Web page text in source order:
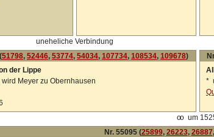
uneheliche Verbindung
51798, 52446, 53774, 54034, 107734, 108534, 109678)
der Lippe
wird Meyer zu Obernhausen
*
oo
um
Nr. 55095 (25899, 26223, 26887,